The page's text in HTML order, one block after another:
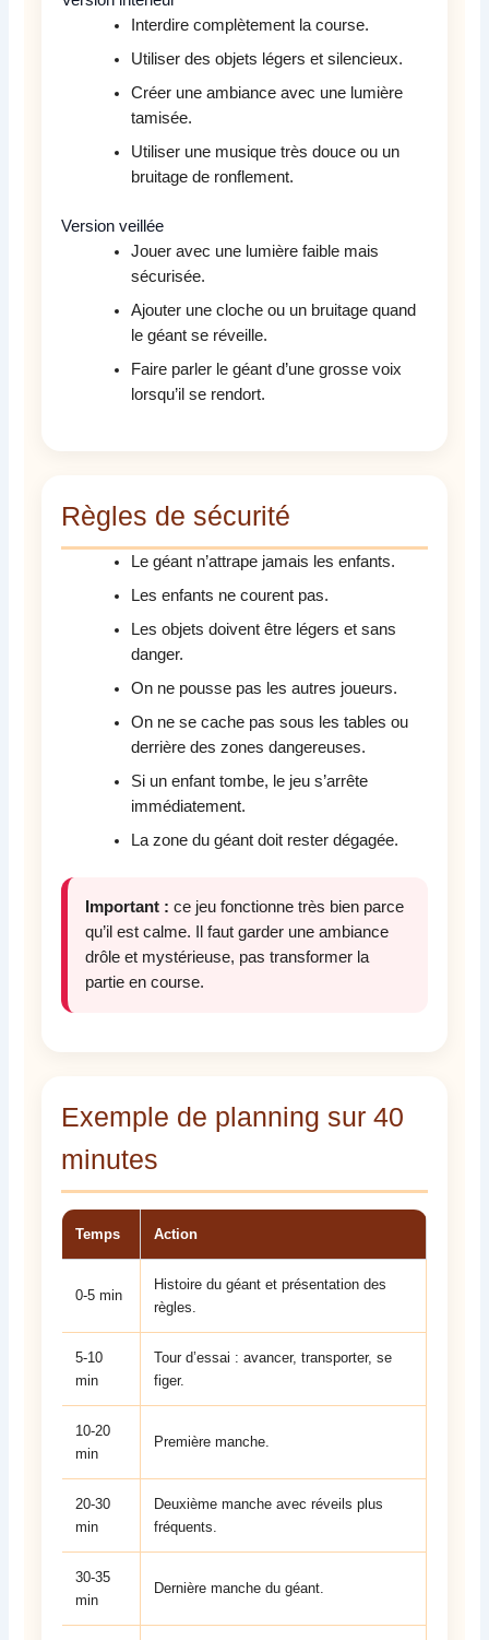
Interdire complètement la course.
Utiliser des objets légers et silencieux.
Créer une ambiance avec une lumière
tamisée.
Utiliser une musique très douce ou un
bruitage de ronflement.
Version veillée
Jouer avec une lumière faible mais
sécurisée.
Ajouter une cloche ou un bruitage quand
le géant se réveille.
Faire parler le géant d’une grosse voix
lorsqu’il se rendort.
Règles de sécurité
Le géant n’attrape jamais les enfants.
Les enfants ne courent pas.
Les objets doivent être légers et sans
danger.
On ne pousse pas les autres joueurs.
On ne se cache pas sous les tables ou
derrière des zones dangereuses.
Si un enfant tombe, le jeu s’arrête
immédiatement.
La zone du géant doit rester dégagée.
Important : ce jeu fonctionne très bien parce
qu’il est calme. Il faut garder une ambiance
drôle et mystérieuse, pas transformer la
partie en course.
Exemple de planning sur 40
minutes
Temps Action
0-5 min
Histoire du géant et présentation des
règles.
5-10
min
Tour d’essai : avancer, transporter, se
figer.
10-20
min
Première manche.
20-30
min
Deuxième manche avec réveils plus
fréquents.
30-35
min
Dernière manche du géant.